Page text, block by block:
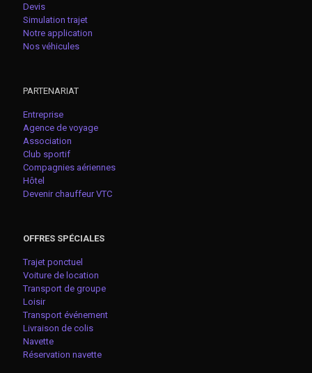
Devis
Simulation trajet
Notre application
Nos véhicules
PARTENARIAT
Entreprise
Agence de voyage
Association
Club sportif
Compagnies aériennes
Hôtel
Devenir chauffeur VTC
OFFRES SPÉCIALES
Trajet ponctuel
Voiture de location
Transport de groupe
Loisir
Transport événement
Livraison de colis
Navette
Réservation navette